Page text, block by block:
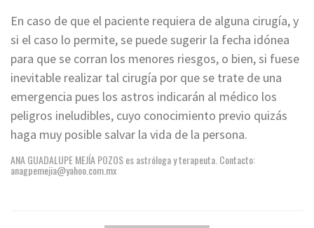
En caso de que el paciente requiera de alguna cirugía, y
si el caso lo permite, se puede sugerir la fecha idónea
para que se corran los menores riesgos, o bien, si fuese
inevitable realizar tal cirugía por que se trate de una
emergencia pues los astros indicarán al médico los
peligros ineludibles, cuyo conocimiento previo quizás
haga muy posible salvar la vida de la persona.
ANA GUADALUPE MEJÍA POZOS es astróloga y terapeuta. Contacto:
anagpemejia@yahoo.com.mx